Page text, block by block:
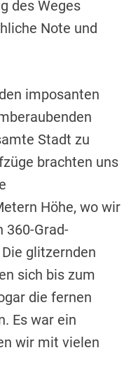
des Weges
Note und
imposanten
Stadt zu
brachten uns
Höhe, wo wir
360-Grad-
glitzernden
sich bis zum
die fernen
Es war ein
wir mit vielen